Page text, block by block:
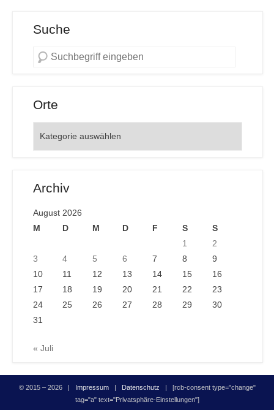
Suche
Orte
Archiv
August 2026
M
D M D F S
S
1
2
3
4 5 6 7 8
9
10
11 12 13 14 15
16
17
18 19 20 21 22
23
24
25 26 27 28 29
30
31
« Juli
© 2015 – 2026 | Impressum| Datenschutz | [rcb-consent type="change"
tag="a" text="Privatsphäre-Einstellungen"]